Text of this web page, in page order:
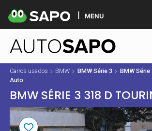
MENU
Carros usados BMW BMW Série 3
BMW Série
Auto
BMW SÉRIE 3 318 D